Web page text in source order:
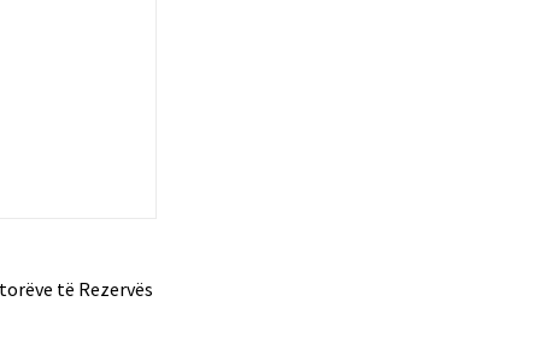
të Rezervës